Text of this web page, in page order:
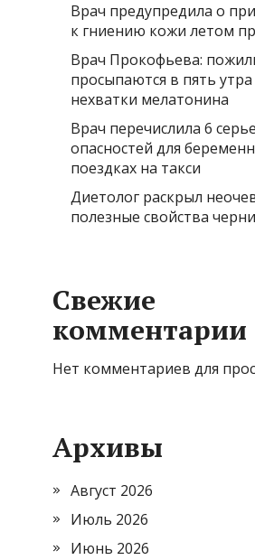
Врач предупредила о
к гниению кожи летом
Врач Прокофьева:
просыпаются в пять утра
нехватки мелатонина
Врач перечислила 6
опасностей для
поездках на такси
Диетолог раскрыл
полезные свойства
Свежие
комментарии
Нет комментариев для
Архивы
Август 2026
Июль 2026
Июнь 2026